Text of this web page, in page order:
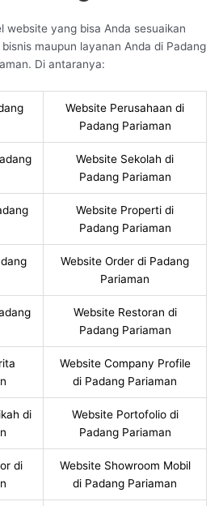
website yang bisa Anda sesuaikan
maupun layanan Anda di Padang
Di antaranya:
Website Perusahaan di
Padang Pariaman
Website Sekolah di
Padang Pariaman
Website Properti di
Padang Pariaman
Website Order di Padang
Pariaman
Website Restoran di
Padang Pariaman
Website Company Profile
di Padang Pariaman
di
Website Portofolio di
Padang Pariaman
di
Website Showroom Mobil
di Padang Pariaman